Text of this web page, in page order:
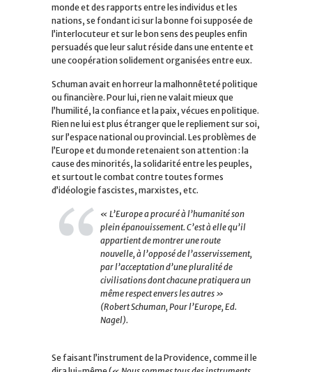
monde et des rapports entre les individus et les
nations, se fondant ici sur la bonne foi supposée de
l’interlocuteur et sur le bon sens des peuples enfin
persuadés que leur salut réside dans une entente et
une coopération solidement organisées entre eux.
Schuman avait en horreur la malhonnêteté politique
ou financière. Pour lui, rien ne valait mieux que
l’humilité, la confiance et la paix, vécues en politique.
Rien ne lui est plus étranger que le repliement sur soi,
sur l’espace national ou provincial. Les problèmes de
l’Europe et du monde retenaient son attention : la
cause des minorités, la solidarité entre les peuples,
et surtout le combat contre toutes formes
d’idéologie fascistes, marxistes, etc.
« L’Europe a procuré à l’humanité son
plein épanouissement. C’est à elle qu’il
appartient de montrer une route
nouvelle, à l’opposé de l’asservissement,
par l’acceptation d’une pluralité de
civilisations dont chacune pratiquera un
même respect envers les autres »
(Robert Schuman, Pour l’Europe, Ed.
Nagel).
Se faisant l’instrument de la Providence, comme il le